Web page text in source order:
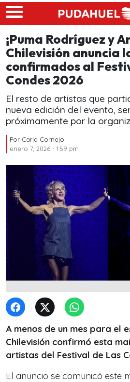
Skip to main content
¡Puma Rodríguez y
Chilevisión anuncia
confirmados al
Condes 2026
El resto de artistas que
nueva edición del evento,
próximamente por la
Por Carla Cornejo
enero 7, 2026 - 1:59 pm
A menos de un mes para el
Chilevisión confirmó esta
artistas del Festival de Las
El anuncio se comunicó este